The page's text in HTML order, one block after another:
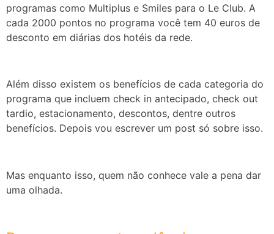
programas como Multiplus e Smiles para o Le Club. A
cada 2000 pontos no programa você tem 40 euros de
desconto em diárias dos hotéis da rede.
Além disso existem os benefícios de cada categoria do
programa que incluem check in antecipado, check out
tardio, estacionamento, descontos, dentre outros
benefícios. Depois vou escrever um post só sobre isso.
Mas enquanto isso, quem não conhece vale a pena dar
uma olhada.